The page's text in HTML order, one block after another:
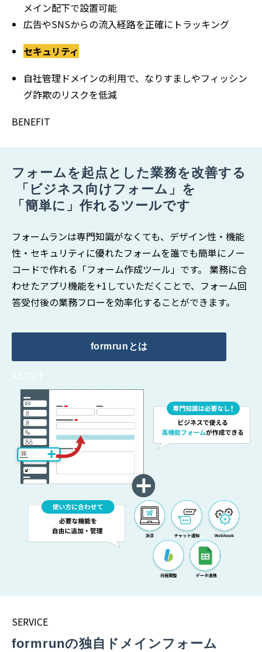
メイン配下で設置可能
広告やSNSからの流入経路を正確にトラッキング
セキュリティ
自社管理ドメインの利用で、なりすましやフィッシン
グ詐欺のリスクを低減
BENEFIT
フォームを起点とした業務を改善する
「ビジネス向けフォーム」を
「簡単に」作れるツールです
フォームランは専門知識がなくても、デザイン性・機能
性・セキュリティに優れたフォームを誰でも簡単にノー
コードで作れる「フォーム作成ツール」です。 業務に合
わせたアプリ機能を+1していただくことで、フォーム回
答受付後の業務フローを効率化することができます。
formrunとは
ABOUT
SERVICE
formrunの独自ドメインフォーム